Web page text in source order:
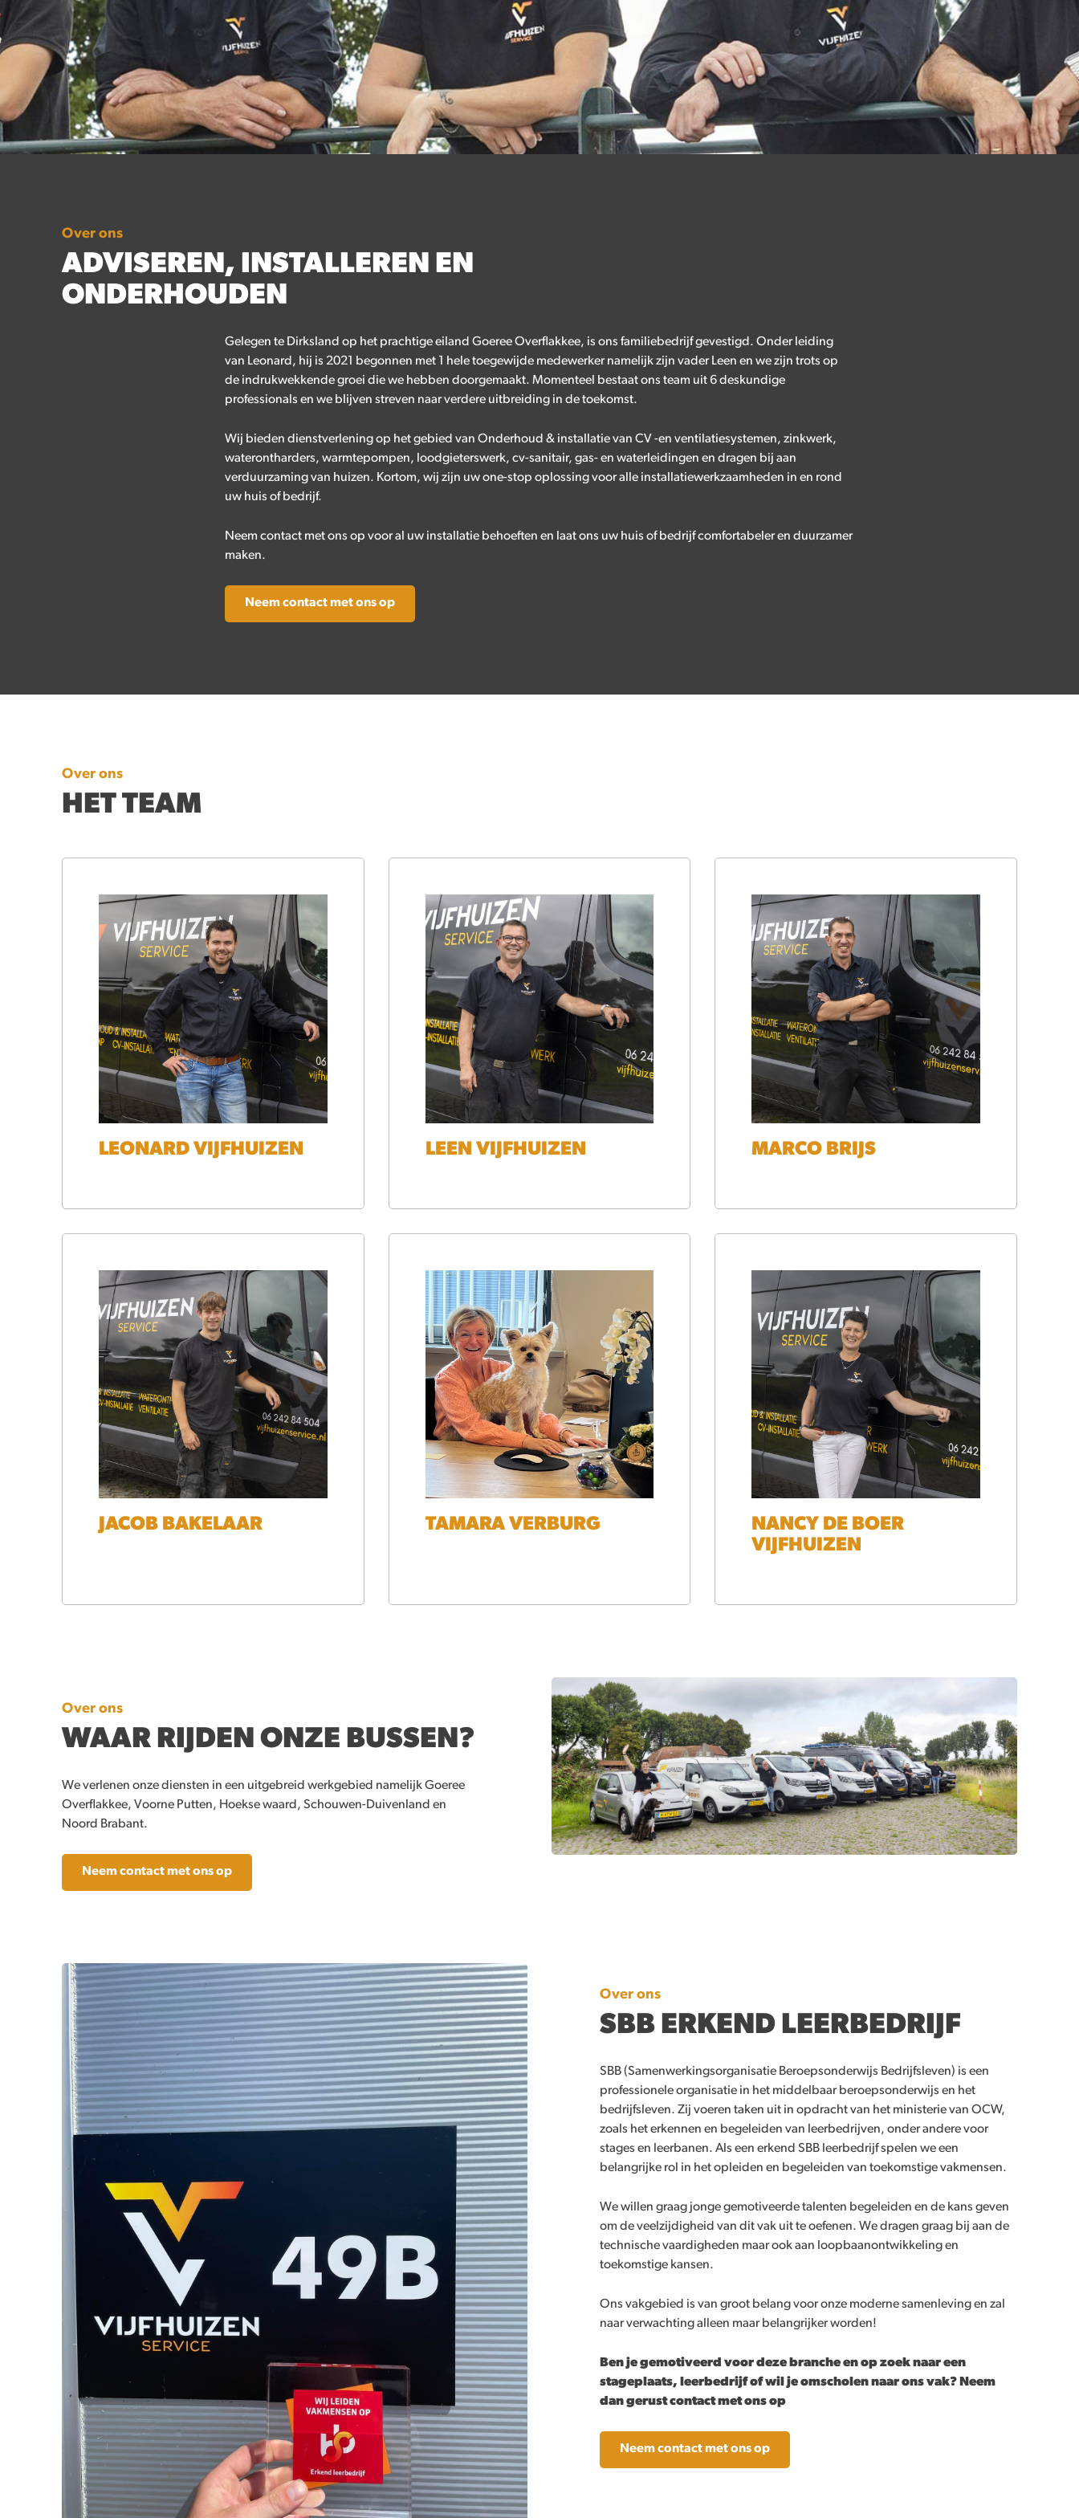
Over ons
ADVISEREN, INSTALLEREN EN
ONDERHOUDEN
Gelegen te Dirksland op het prachtige eiland Goeree Overflakkee, is ons familiebedrijf gevestigd. Onder leiding
van Leonard, hij is 2021 begonnen met 1 hele toegewijde medewerker namelijk zijn vader Leen en we zijn trots op
de indrukwekkende groei die we hebben doorgemaakt. Momenteel bestaat ons team uit 6 deskundige
professionals en we blijven streven naar verdere uitbreiding in de toekomst.
Wij bieden dienstverlening op het gebied van Onderhoud & installatie van CV -en ventilatiesystemen, zinkwerk,
waterontharders, warmtepompen, loodgieterswerk, cv-sanitair, gas- en waterleidingen en dragen bij aan
verduurzaming van huizen. Kortom, wij zijn uw one-stop oplossing voor alle installatiewerkzaamheden in en rond
uw huis of bedrijf.
Neem contact met ons op voor al uw installatie behoeften en laat ons uw huis of bedrijf comfortabeler en duurzamer
maken.
Neem contact met ons op
Over ons
HET TEAM
LEONARD VIJFHUIZEN LEEN VIJFHUIZEN MARCO BRIJS
JACOB BAKELAAR TAMARA VERBURG
NANCY DE BOER
VIJFHUIZEN
Over ons
WAAR RIJDEN ONZE BUSSEN?
We verlenen onze diensten in een uitgebreid werkgebied namelijk Goeree
Overflakkee, Voorne Putten, Hoekse waard, Schouwen-Duivenland en
Noord Brabant.
Neem contact met ons op
Over ons
SBB ERKEND LEERBEDRIJF
SBB (Samenwerkingsorganisatie Beroepsonderwijs Bedrijfsleven) is een
professionele organisatie in het middelbaar beroepsonderwijs en het
bedrijfsleven. Zij voeren taken uit in opdracht van het ministerie van OCW,
zoals het erkennen en begeleiden van leerbedrijven, onder andere voor
stages en leerbanen. Als een erkend SBB leerbedrijf spelen we een
belangrijke rol in het opleiden en begeleiden van toekomstige vakmensen.
We willen graag jonge gemotiveerde talenten begeleiden en de kans geven
om de veelzijdigheid van dit vak uit te oefenen. We dragen graag bij aan de
technische vaardigheden maar ook aan loopbaanontwikkeling en
toekomstige kansen.
Ons vakgebied is van groot belang voor onze moderne samenleving en zal
naar verwachting alleen maar belangrijker worden!
Ben je gemotiveerd voor deze branche en op zoek naar een
stageplaats, leerbedrijf of wil je omscholen naar ons vak? Neem
dan gerust contact met ons op
Neem contact met ons op